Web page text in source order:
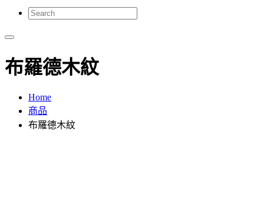
布羅德木紋
Home
商品
布羅德木紋